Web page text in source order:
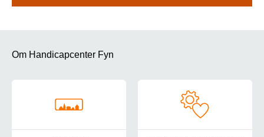
Om Handicapcenter Fyn